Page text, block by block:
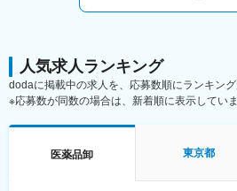
人気求人ランキング
dodaに掲載中の求人を、応募数順にランキング
※応募数が同数の場合は、新着順に表示していま
医薬品卸 東京都